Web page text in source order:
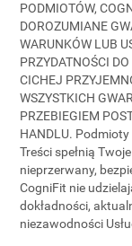
PODMIOTÓW,
DOROZUMIANE
WARUNKÓW LUB
PRZYDATNOŚCI
CICHEJ
WSZYSTKICH
PRZEBIEGIEM
HANDLU.
Treści spełnią
nieprzerwany,
CogniFit nie
dokładności,
niezawodności